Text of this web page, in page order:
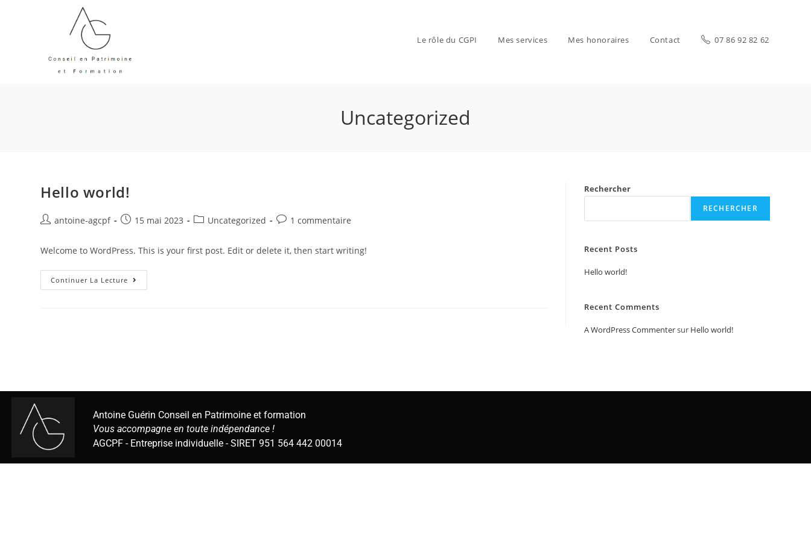
Le rôle du CGPI Mes services Mes honoraires Contact 07 86 92 82 62
Uncategorized
Hello world!
antoine-agcpf 15 mai 2023 Uncategorized 1 commentaire
Welcome to WordPress. This is your first post. Edit or delete it, then start writing!
Continuer La Lecture
Rechercher
RECHERCHER
Recent Posts
Hello world!
Recent Comments
A WordPress Commentersur Hello world!
Antoine Guérin Conseil en Patrimoine et formation
Vous accompagne en toute indépendance !
AGCPF - Entreprise individuelle - SIRET 951 564 442 00014